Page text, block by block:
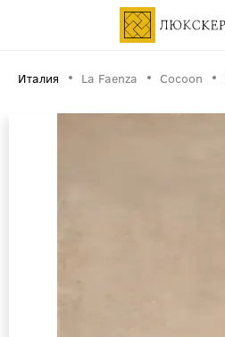
Италия La Faenza Cocoon